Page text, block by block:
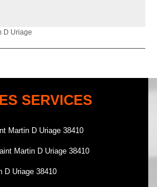
D Uriage
SERVICES
Martin D Uriage 38410
Martin D Uriage 38410
D Uriage 38410